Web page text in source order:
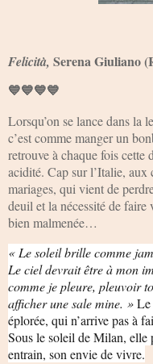
Felicità, Serena Giuliano
💙💙💙💙
Lorsqu’on se lance dans la
c’est comme manger un
retrouve à chaque fois cette
acidité. Cap sur l’Italie, aux
mariages, qui vient de
deuil et la nécessité de faire
bien malmenée…
« Le soleil brille comme
Le ciel devrait être à mon
comme je pleure, pleuvoir
afficher une sale mine. »Le
éplorée, qui n’arrive pas à
Sous le soleil de Milan, elle
entrain, son envie de vivre.